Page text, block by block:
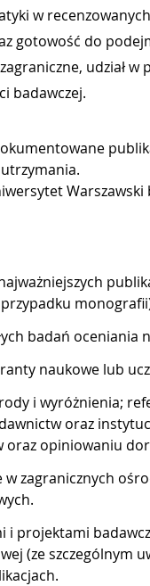
w
gotowość do
udział w
badawczej.
badań
naukowe lub
i wyróżnienia;
oraz
opiniowaniu
zagranicznych
i projektami
(ze